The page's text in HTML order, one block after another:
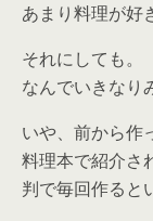
あまり料理が好
それにしても。
なんでいきなり
いや、前から作
料理本で紹介さ
判で毎回作ると